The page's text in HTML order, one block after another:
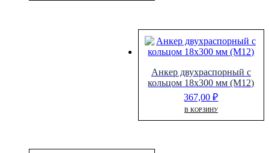
Анкер двухраспорный с
кольцом 18х300 мм (М12)
367,00₽
В КОРЗИНУ